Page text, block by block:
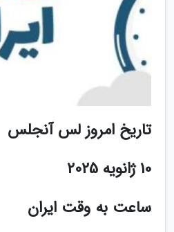
تاریخ امروز لس آنجلس
10 ژانویه 2025
ساعت به وقت ایران